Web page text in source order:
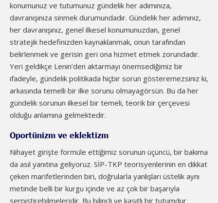
konumunuz ve tutumunuz gündelik her adımınıza,
davranışınıza sinmek durumundadır. Gündelik her adımınız,
her davranışınız, genel ilkesel konumunuzdan, genel
stratejik hedefinizden kaynaklanmak, onun tarafından
belirlenmek ve gerisin geri ona hizmet etmek zorundadır.
Yeri geldikçe Lenin’den aktarmayı önemsediğimiz bir
ifadeyle, gündelik politikada hiçbir sorun gösteremezsiniz ki,
arkasında temelli bir ilke sorunu olmayagörsün. Bu da her
gündelik sorunun ilkesel bir temeli, teorik bir çerçevesi
olduğu anlamına gelmektedir.
Oportünizm ve eklektizm
Nihayet girişte formüle ettiğimiz sorunun üçüncü, bir bakıma
da asıl yanıtına geliyoruz. SİP-TKP teorisyenlerinin en dikkat
çeken marifetlerinden biri, doğrularla yanlışları üstelik aynı
metinde belli bir kurgu içinde ve az çok bir başarıyla
serpiştirebilmeleridir. Bu bilinçli ve kasıtlı bir tutumdur.